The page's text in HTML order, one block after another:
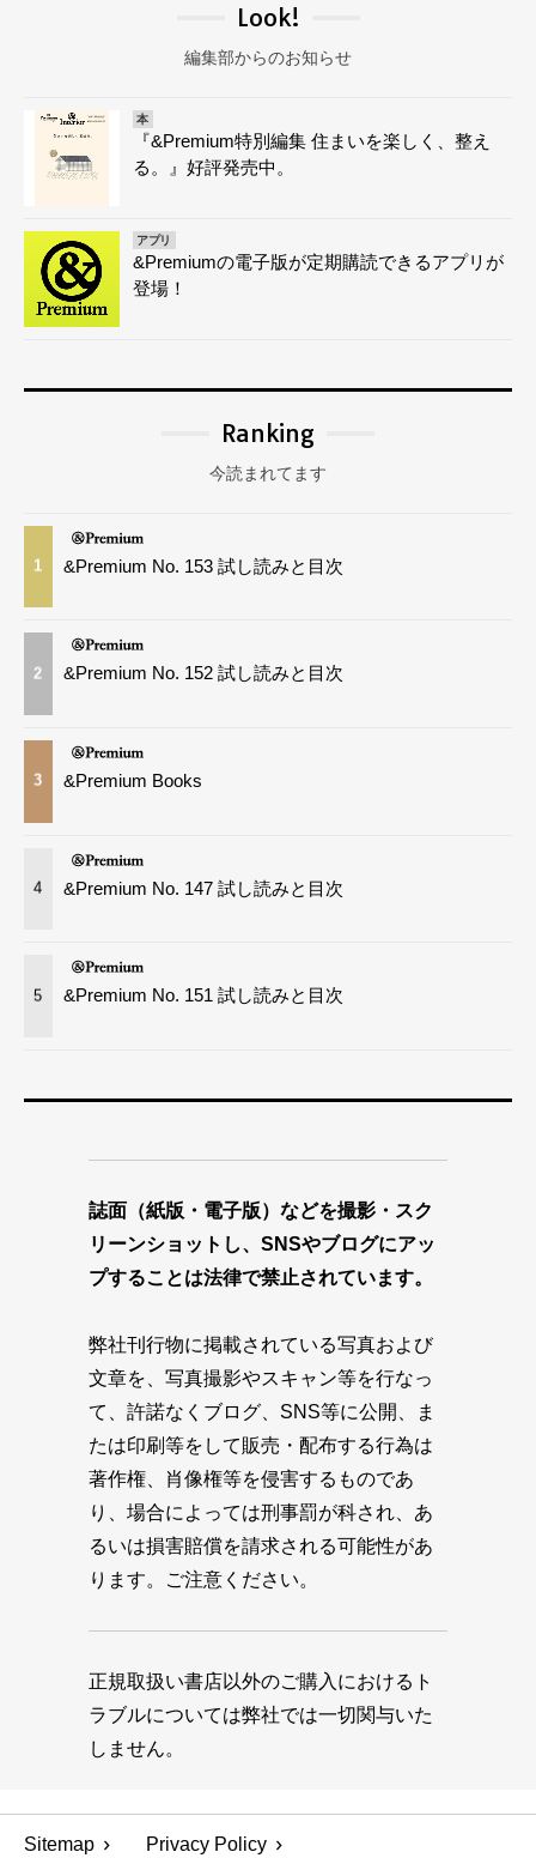
Look!
編集部からのお知らせ
本
『&Premium特別編集 住まいを楽しく、整え
る。』好評発売中。
アプリ
&Premiumの電子版が定期購読できるアプリが
登場！
Ranking
今読まれてます
1 &Premium No. 153 試し読みと目次
2 &Premium No. 152 試し読みと目次
3 &Premium Books
4 &Premium No. 147 試し読みと目次
5 &Premium No. 151 試し読みと目次
誌面（紙版・電子版）などを撮影・スク
リーンショットし、SNSやブログにアッ
プすることは法律で禁止されています。
弊社刊行物に掲載されている写真および
文章を、写真撮影やスキャン等を行なっ
て、許諾なくブログ、SNS等に公開、ま
たは印刷等をして販売・配布する行為は
著作権、肖像権等を侵害するものであ
り、場合によっては刑事罰が科され、あ
るいは損害賠償を請求される可能性があ
ります。ご注意ください。
正規取扱い書店以外のご購入におけるト
ラブルについては弊社では一切関与いた
しません。
Sitemap Privacy Policy